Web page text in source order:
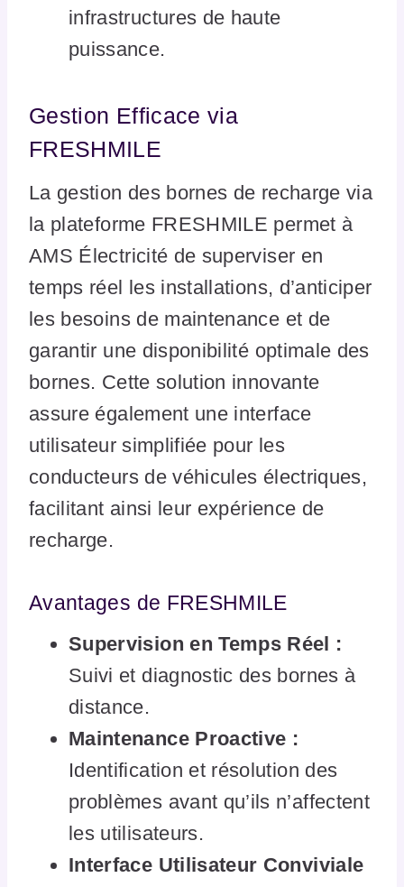
infrastructures de haute
puissance.
Gestion Efficace via
FRESHMILE
La gestion des bornes de recharge via
la plateforme FRESHMILE permet à
AMS Électricité de superviser en
temps réel les installations, d’anticiper
les besoins de maintenance et de
garantir une disponibilité optimale des
bornes. Cette solution innovante
assure également une interface
utilisateur simplifiée pour les
conducteurs de véhicules électriques,
facilitant ainsi leur expérience de
recharge.
Avantages de FRESHMILE
Supervision en Temps Réel :
Suivi et diagnostic des bornes à
distance.
Maintenance Proactive :
Identification et résolution des
problèmes avant qu’ils n’affectent
les utilisateurs.
Interface Utilisateur Conviviale